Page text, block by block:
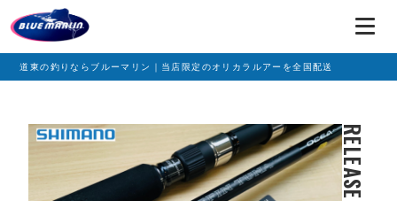
道東の釣りならブルーマリン｜当店限定のオリカラルアーを全国配送
RELEASE